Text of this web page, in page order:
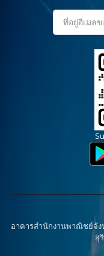
อาคารสำนักงานพาณิชย์จัง
สุ